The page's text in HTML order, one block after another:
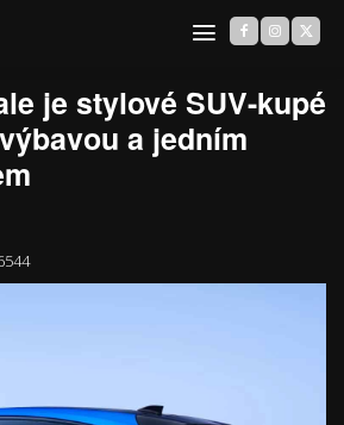
je stylové SUV-kupé
a jedním